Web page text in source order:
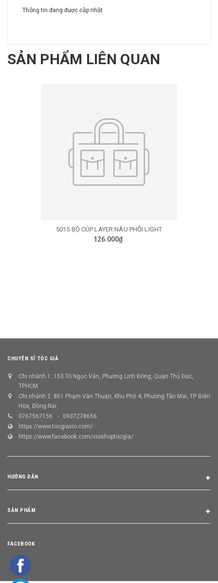
Thông tin đang được cập nhật
SẢN PHẨM LIÊN QUAN
5015 BỘ CÚP LAYER NÂU PHỐI LIGHT
126.000₫
CHUYÊN SỈ TÓC GIẢ
Chi nhánh 1: 153 Tô Ngọc Vân, Phường Linh Đông, Quận Thủ Đức,
TPHCM
Chi nhánh 2: 861 Phạm Văn Thuận, Khu Phố 4, Phường Tân Mai, TP Biên
Hòa, Đồng Nai
0767567156
0937278656
https://www.tocgiavio.com/
https://www.facebook.com/vioshoptocgia/
HƯỚNG DẪN
SẢN PHẨM
FACEBOOK